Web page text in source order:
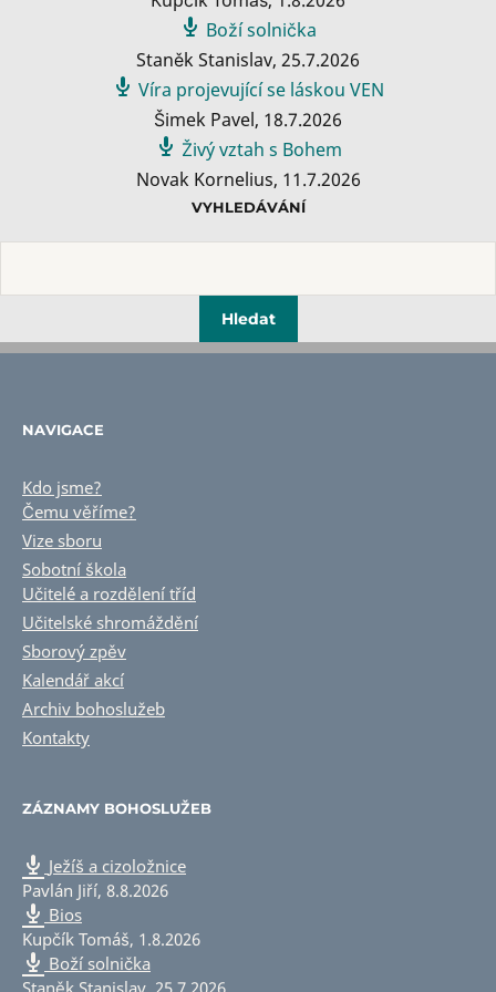
Boží solnička
Staněk Stanislav, 25.7.2026
Víra projevující se láskou VEN
Šimek Pavel, 18.7.2026
Živý vztah s Bohem
Novak Kornelius, 11.7.2026
VYHLEDÁVÁNÍ
NAVIGACE
Kdo jsme?
Čemu věříme?
Vize sboru
Sobotní škola
Učitelé a rozdělení tříd
Učitelské shromáždění
Sborový zpěv
Kalendář akcí
Archiv bohoslužeb
Kontakty
ZÁZNAMY BOHOSLUŽEB
Ježíš a cizoložnice
Pavlán Jiří, 8.8.2026
Bios
Kupčík Tomáš, 1.8.2026
Boží solnička
Staněk Stanislav 25.7.2026